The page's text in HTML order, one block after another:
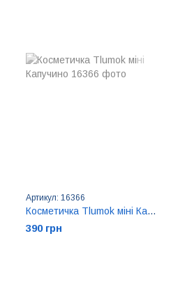
Артикул: 16366
Косметичка Tlumok міні Капучино
390 грн